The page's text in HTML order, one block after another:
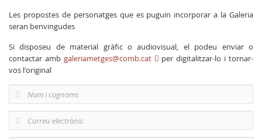
Les propostes de personatges que es puguin incorporar a la Galeria
seran benvingudes
Si disposeu de material gràfic o audiovisual, el podeu enviar o
contactar amb galeriametges@comb.cat
per digitalitzar-lo i tornar-
vos l'original